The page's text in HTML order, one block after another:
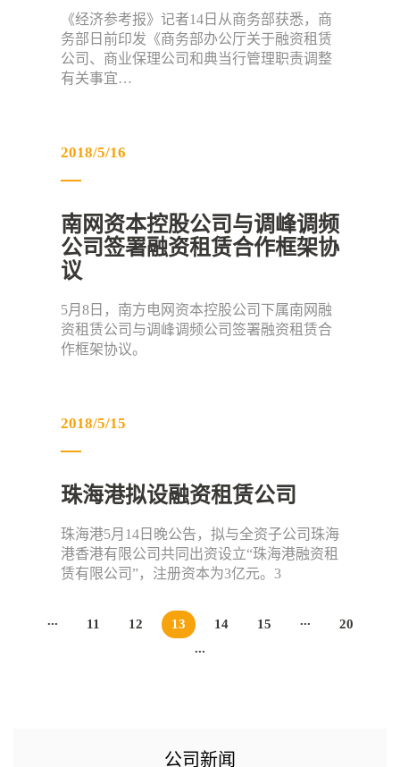
《经济参考报》记者14日从商务部获悉，商
务部日前印发《商务部办公厅关于融资租赁
公司、商业保理公司和典当行管理职责调整
有关事宜…
2018/5/16
南网资本控股公司与调峰调频
公司签署融资租赁合作框架协
议
5月8日，南方电网资本控股公司下属南网融
资租赁公司与调峰调频公司签署融资租赁合
作框架协议。
2018/5/15
珠海港拟设融资租赁公司
珠海港5月14日晚公告，拟与全资子公司珠海
港香港有限公司共同出资设立“珠海港融资租
赁有限公司”，注册资本为3亿元。3
... 11 12 13 14 15 ...
20
...
公司新闻